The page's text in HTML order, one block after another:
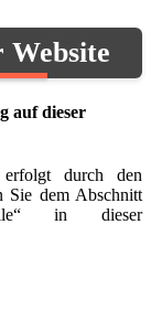
Website
auf dieser
durch den
Sie dem Abschnitt
in dieser